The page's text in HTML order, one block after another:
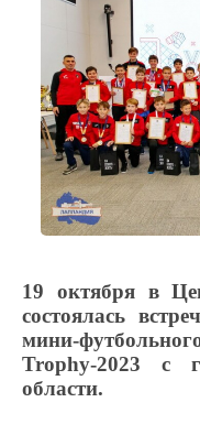
19 октября в
состоялась
мини-
Trophy-2023 с
области.